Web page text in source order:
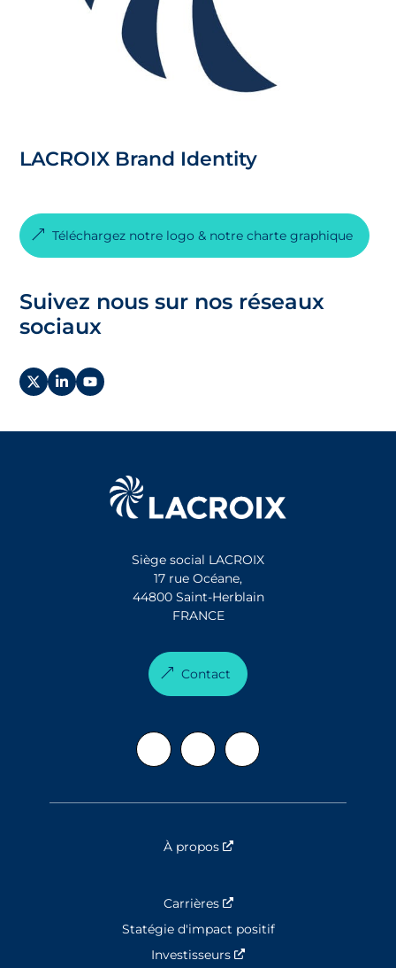
LACROIX Brand Identity
Téléchargez notre logo & notre charte graphique
Suivez nous sur nos réseaux
sociaux
Siège social LACROIX
17 rue Océane,
44800 Saint-Herblain
FRANCE
Contact
À propos Nouvelle fenêtre
Carrières
Nouvelle fenêtre
Statégie d'impact positif
Investisseurs